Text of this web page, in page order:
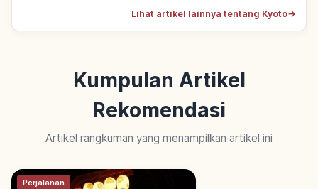
Lihat artikel lainnya tentang Kyoto→
Kumpulan Artikel
Rekomendasi
Artikel rangkuman yang menampilkan artikel ini
Perjalanan